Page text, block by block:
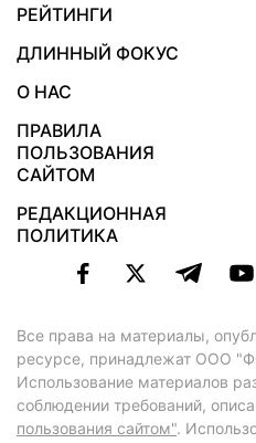
РЕЙТИНГИ
ДЛИННЫЙ ФОКУС
О НАС
ПРАВИЛА
ПОЛЬЗОВАНИЯ
САЙТОМ
РЕДАКЦИОННАЯ
ПОЛИТИКА
Все права на материалы,
ресурсе, принадлежат ООО
Использование материалов
соблюдении требований,
пользования сайтом".